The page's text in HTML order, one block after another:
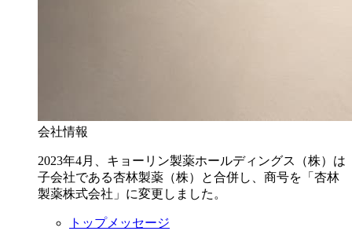
会社情報
2023年4月、キョーリン製薬ホールディングス（株）は
子会社である杏林製薬（株）と合併し、商号を「杏林
製薬株式会社」に変更しました。
トップメッセージ